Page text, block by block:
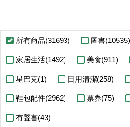
所有商品(31693) 圖書(10535)
家居生活(1492) 美食(911)
星巴克(1) 日用清潔(258)
鞋包配件(2962) 票券(75)
有聲書(43)